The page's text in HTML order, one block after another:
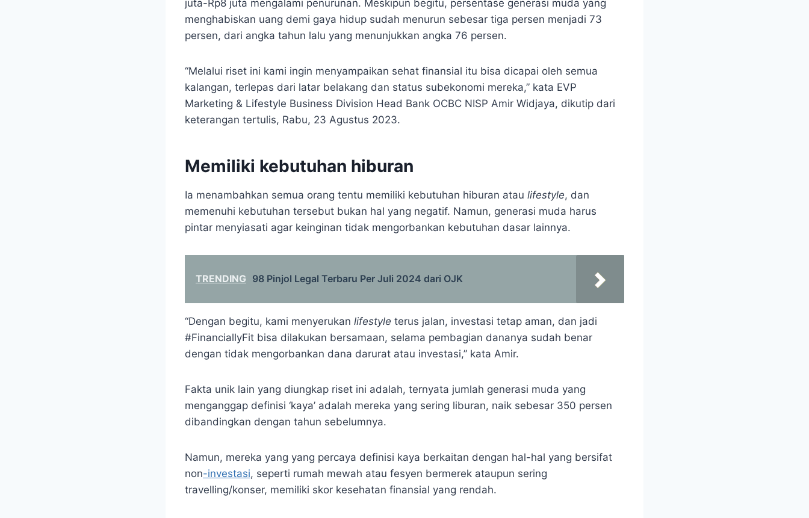
juta-Rp8 juta mengalami penurunan. Meskipun begitu, persentase generasi muda yang
menghabiskan uang demi gaya hidup sudah menurun sebesar tiga persen menjadi 73
persen, dari angka tahun lalu yang menunjukkan angka 76 persen.
“Melalui riset ini kami ingin menyampaikan sehat finansial itu bisa dicapai oleh semua
kalangan, terlepas dari latar belakang dan status subekonomi mereka,” kata EVP
Marketing & Lifestyle Business Division Head Bank OCBC NISP Amir Widjaya, dikutip dari
keterangan tertulis, Rabu, 23 Agustus 2023.
Memiliki kebutuhan hiburan
Ia menambahkan semua orang tentu memiliki kebutuhan hiburan atau lifestyle, dan
memenuhi kebutuhan tersebut bukan hal yang negatif. Namun, generasi muda harus
pintar menyiasati agar keinginan tidak mengorbankan kebutuhan dasar lainnya.
TRENDING 98 Pinjol Legal Terbaru Per Juli 2024 dari OJK
“Dengan begitu, kami menyerukan lifestyle terus jalan, investasi tetap aman, dan jadi
#FinanciallyFit bisa dilakukan bersamaan, selama pembagian dananya sudah benar
dengan tidak mengorbankan dana darurat atau investasi,” kata Amir.
Fakta unik lain yang diungkap riset ini adalah, ternyata jumlah generasi muda yang
menganggap definisi ‘kaya’ adalah mereka yang sering liburan, naik sebesar 350 persen
dibandingkan dengan tahun sebelumnya.
Namun, mereka yang yang percaya definisi kaya berkaitan dengan hal-hal yang bersifat
non-investasi, seperti rumah mewah atau fesyen bermerek ataupun sering
travelling/konser, memiliki skor kesehatan finansial yang rendah.